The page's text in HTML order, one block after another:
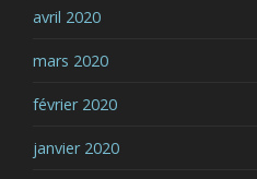
avril 2020
mars 2020
février 2020
janvier 2020